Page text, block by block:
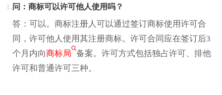
1.问：商标可以许可他人使用吗？
答：可以。商标注册人可以通过签订商标使用许可合
同，许可他人使用其注册商标。许可合同应在签订后3
个月内向商标局 备案。许可方式包括独占许可、排他
许可和普通许可三种。